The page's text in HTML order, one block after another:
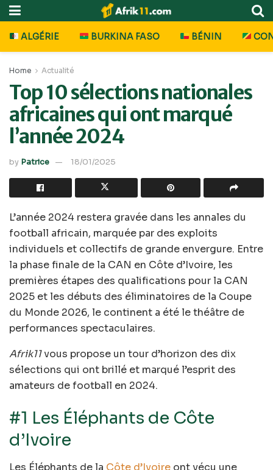
ALGÉRIE BURKINA FASO BÉNIN
Home Actualité
Top 10 sélections nationales
africaines qui ont marqué
l’année 2024
by Patrice 18/01/2025
L’année 2024 restera gravée dans les annales du
football africain, marquée par des exploits
individuels et collectifs de grande envergure. Entre
la phase finale de la CAN en Côte d’Ivoire, les
premières étapes des qualifications pour la CAN
2025 et les débuts des éliminatoires de la Coupe
du Monde 2026, le continent a été le théâtre de
performances spectaculaires.
Afrik11vous propose un tour d’horizon des dix
sélections qui ont brillé et marqué l’esprit des
amateurs de football en 2024.
#1 Les Éléphants de Côte
d’Ivoire
Les Éléphants de la Côte d’Ivoire ont vécu une